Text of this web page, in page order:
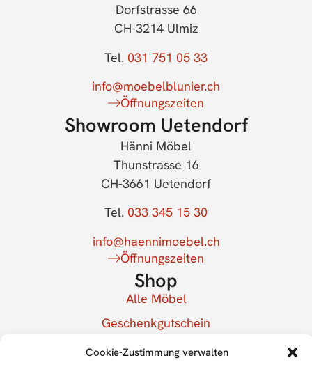
Cookie-Zustimmung verwalten
Dorfstrasse 66
CH-3214 Ulmiz
Tel. 031 751 05 33
info@moebelblunier.ch
Öffnungszeiten
Showroom Uetendorf
Hänni Möbel
Thunstrasse 16
CH-3661 Uetendorf
Tel. 033 345 15 30
info@haennimoebel.ch
Öffnungszeiten
Shop
Alle Möbel
Geschenkgutschein
Mein Konto